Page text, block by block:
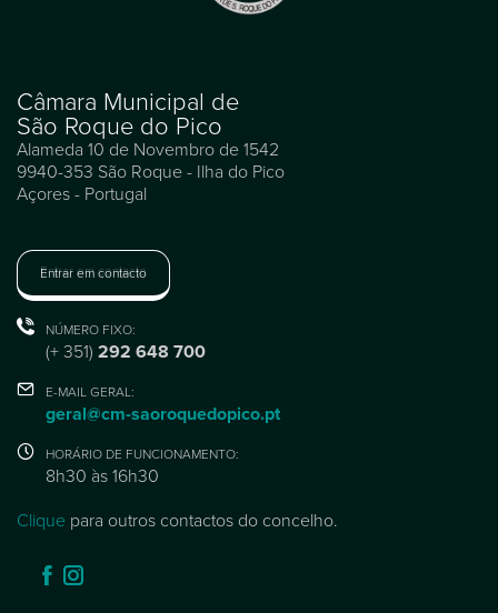
Câmara Municipal de
São Roque do Pico
Alameda 10 de Novembro de 1542
9940-353 São Roque - Ilha do Pico
Açores - Portugal
Entrar em contacto
NÚMERO FIXO:
(+ 351) 292 648 700
E-MAIL GERAL:
geral@cm-saoroquedopico.pt
HORÁRIO DE FUNCIONAMENTO:
8h30 às 16h30
Clique para outros contactos do concelho.